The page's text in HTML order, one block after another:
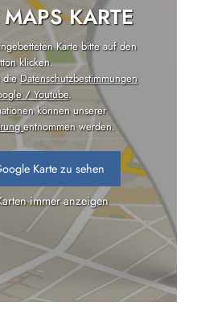
KARTE
Karte bitte auf den
klicken.
dieDatenschutzbestimmungen
/ Youtube.
können unserer
entnommen werden.
Karte zu sehen
immer anzeigen